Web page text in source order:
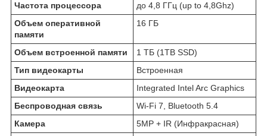
Частота процессора
до 4,8 ГГц (up to 4,8Ghz)
Объем оперативной
памяти
16 ГБ
Объем встроенной памяти
1 ТБ (1TB SSD)
Тип видеокарты
Встроенная
Видеокарта
Integrated Intel Arc Graphics
Беспроводная связь
Wi-Fi 7, Bluetooth 5.4
Камера
5MP + IR (Инфракрасная)